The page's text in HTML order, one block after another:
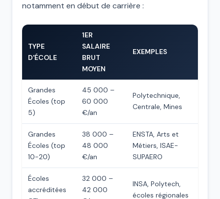
notamment en début de carrière :
TYPE
D'ÉCOLE
1ER
SALAIRE
BRUT
MOYEN
EXEMPLES
Grandes
Écoles (top
5)
45 000 –
60 000
€/an
Polytechnique,
Centrale, Mines
Grandes
Écoles (top
10-20)
38 000 –
48 000
€/an
ENSTA, Arts et
Métiers, ISAE-
SUPAERO
Écoles
accréditées
32 000 –
42 000
INSA, Polytech,
écoles régionales